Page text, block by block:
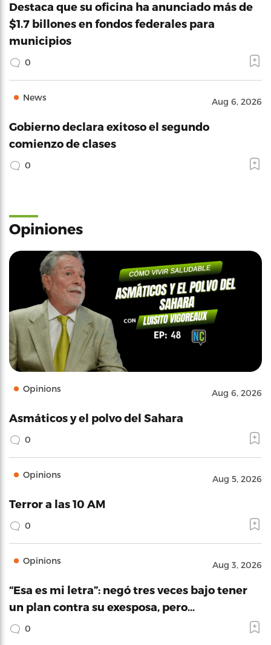
Destaca que su oficina ha anunciado más de
$1.7 billones en fondos federales para
municipios
0
News Aug 6, 2026
Gobierno declara exitoso el segundo
comienzo de clases
0
Opiniones
Opinions Aug 6, 2026
Asmáticos y el polvo del Sahara
0
Opinions Aug 5, 2026
Terror a las 10 AM
0
Opinions Aug 3, 2026
“Esa es mi letra”: negó tres veces bajo tener
un plan contra su exesposa, pero…
0